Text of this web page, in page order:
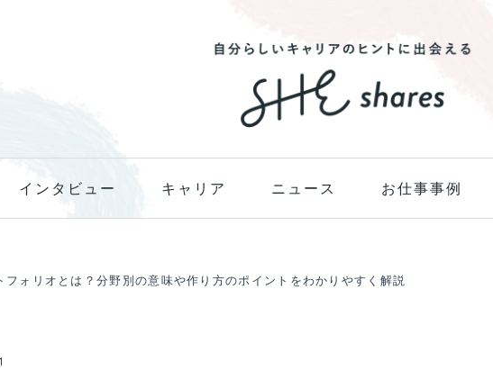
インタビュー キャリア ニュース お仕事事例
フォリオとは？分野別の意味や作り方のポイントをわかりやすく解説